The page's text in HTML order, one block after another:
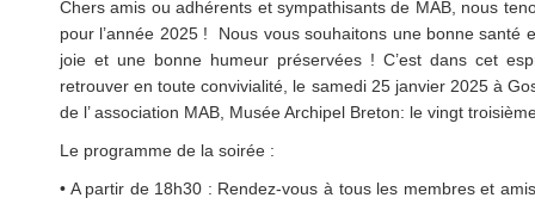
Chers amis ou adhérents et sympathisants de MAB, nous
pour l’année 2025 ! Nous vous souhaitons une bonne santé
joie et une bonne humeur préservées ! C’est dans cet
retrouver en toute convivialité, le samedi 25 janvier 2025 à
de l’ association MAB, Musée Archipel Breton: le vingt
Le programme de la soirée :
• A partir de 18h30 : Rendez-vous à tous les membres et